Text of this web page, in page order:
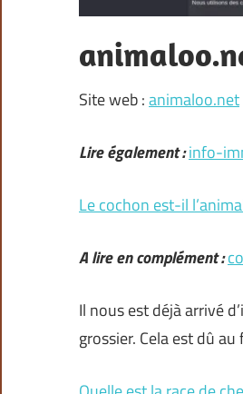
Site web :animaloo.net
Lire également :info-
Le cochon est-il
A lire en complément :
Il nous est déjà arrivé
grossier. Cela est dû